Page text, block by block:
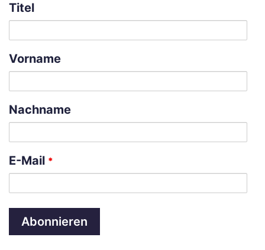
Titel
Vorname
Nachname
E-Mail *